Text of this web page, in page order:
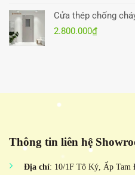
Cửa thép chống
2.800.000₫
Thông tin liên hệ
Địa chỉ: 10/1F Tô Ký, Ấp Tam